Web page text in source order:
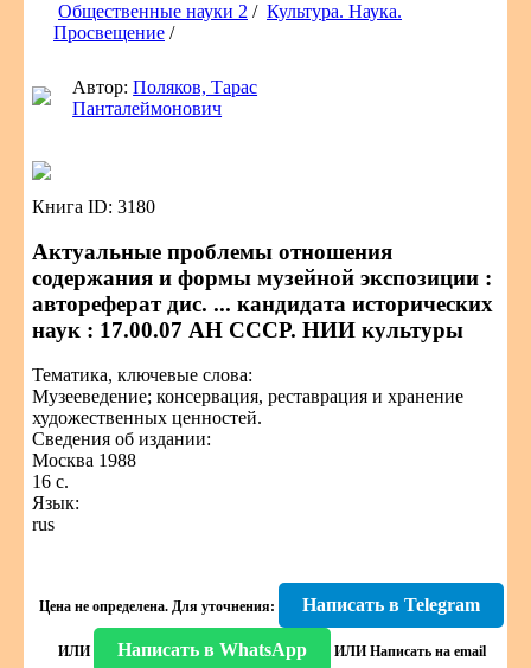
Общественные науки 2 / Культура. Наука.
Просвещение /
Автор:Поляков, Тарас
Панталеймонович
Книга ID: 3180
Актуальные проблемы отношения
содержания и формы музейной экспозиции :
автореферат дис. ... кандидата исторических
наук : 17.00.07 АН СССР. НИИ культуры
Тематика, ключевые слова:
Музееведение; консервация, реставрация и хранение
художественных ценностей.
Сведения об издании:
Москва 1988
16 с.
Язык:
rus
Цена не определена. Для уточнения: Написать в Telegram
ИЛИ Написать в WhatsApp ИЛИ Написать на email